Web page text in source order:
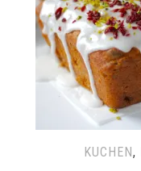
KUCHEN,